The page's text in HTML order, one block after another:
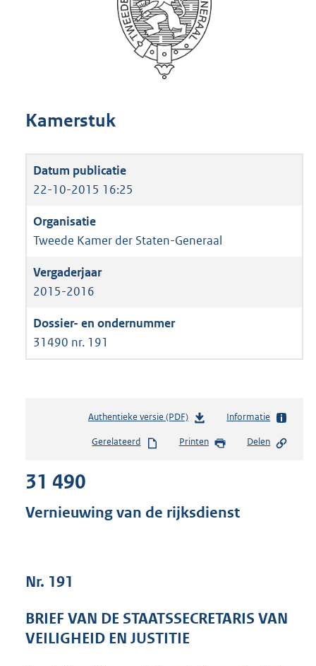
Kamerstuk
22-10-2015 16:25
Tweede Kamer der Staten-Generaal
2015-2016
31490 nr. 191
Authentieke versie (PDF)b
s
s
e
:
Informatie
Gerelateerd Printen Delen
31 490
Vernieuwing van de rijksdienst
Nr. 191
BRIEF VAN DE STAATSSECRETARIS VAN
VEILIGHEID EN JUSTITIE